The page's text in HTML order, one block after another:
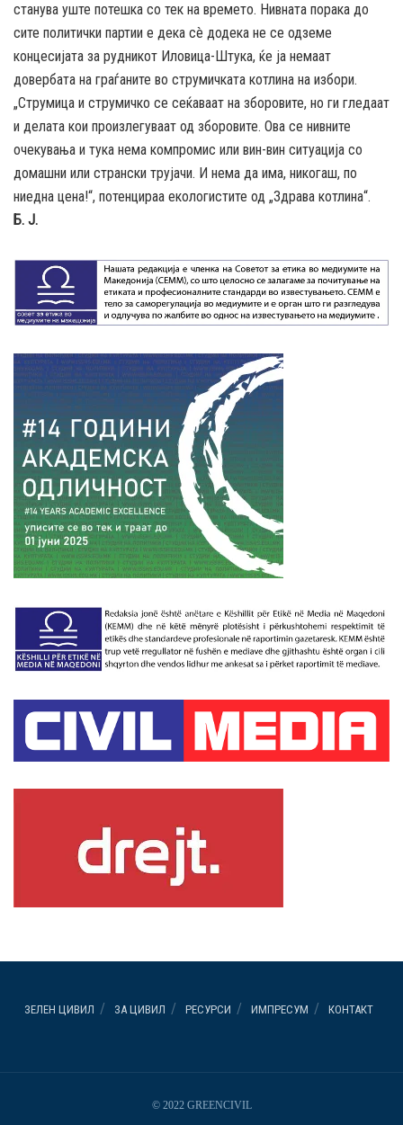
станува уште потешка со тек на времето. Нивната порака до
сите политички партии е дека сè додека не се одземе
концесијата за рудникот Иловица-Штука, ќе ја немаат
довербата на граѓаните во струмичката котлина на избори.
„Струмица и струмичко се сеќаваат на зборовите, но ги гледаат
и делата кои произлегуваат од зборовите. Ова се нивните
очекувања и тука нема компромис или вин-вин ситуација со
домашни или странски трујачи. И нема да има, никогаш, по
ниедна цена!“, потенцираа екологистите од „Здрава котлина“.
Б. Ј.
ЗЕЛЕН ЦИВИЛ ЗА ЦИВИЛ РЕСУРСИ ИМПРЕСУМ КОНТАКТ
© 2022 GREENCIVIL